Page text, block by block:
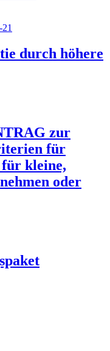
durch höhere
zur
für
kleine,
oder